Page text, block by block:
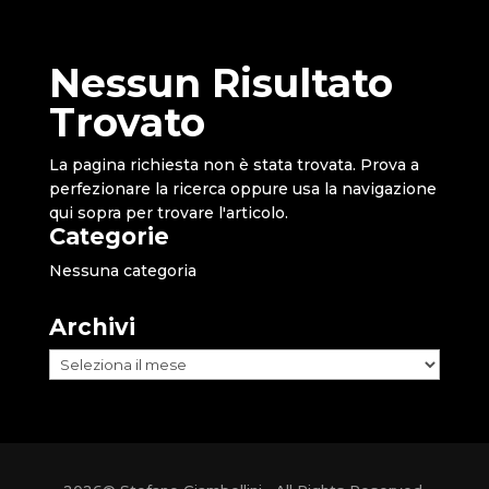
Nessun Risultato
Trovato
La pagina richiesta non è stata trovata. Prova a
perfezionare la ricerca oppure usa la navigazione
qui sopra per trovare l'articolo.
Categorie
Nessuna categoria
Archivi
Archivi